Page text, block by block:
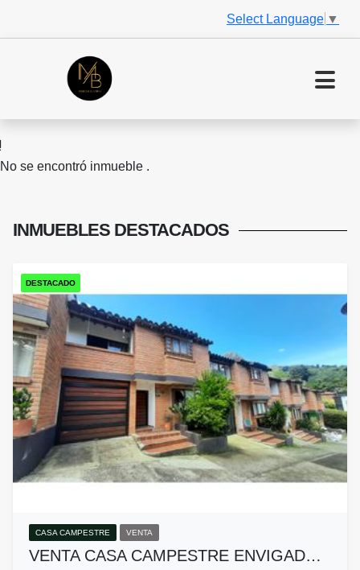
Select Language ▼
No se encontró inmueble .
INMUEBLES DESTACADOS
DESTACADO
CASA CAMPESTRE VENTA
VENTA CASA CAMPESTRE ENVIGAD…